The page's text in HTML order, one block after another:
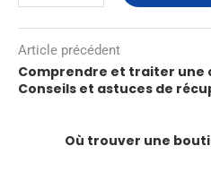
Article précédent
Comprendre et traiter une
Conseils et astuces de
Où trouver une